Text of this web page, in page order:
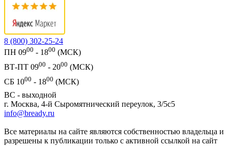
8 (800) 302-25-24
ПН 0900 - 1800 (МСК)
ВТ-ПТ 0900 - 2000 (МСК)
СБ 1000 - 1800 (МСК)
ВС - выходной
г. Москва, 4-й Сыромятнический переулок, 3/5с5
info@bready.ru
Все материалы на сайте являются собственностью владельца и
разрешены к публикации только с активной ссылкой на сайт